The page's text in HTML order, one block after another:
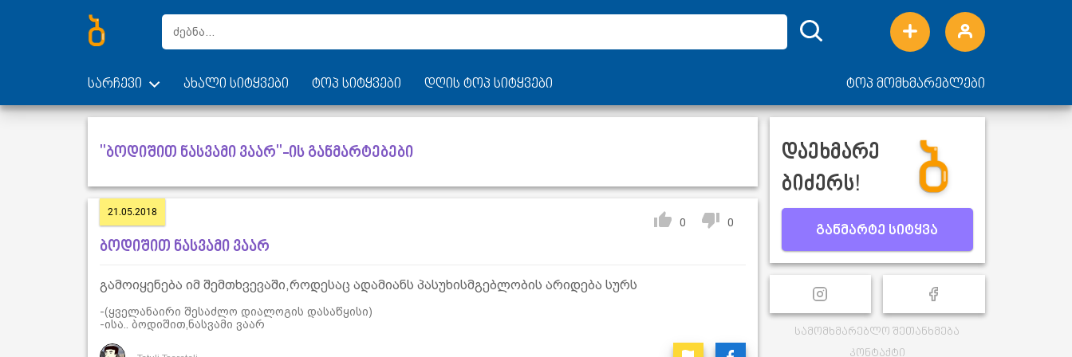
სარჩევი ახალი სიტყვები ტოპ სიტყვები დღის ტოპ სიტყვები ტოპ მომხმარებლები
"ბოდიშით ნასვამი ვაარ"-ის განმარტებები
21.05.2018
0 0
ბოდიშით ნასვამი ვაარ
გამოიყენება იმ შემთხვევაში,როდესაც ადამიანს პასუხისმგებლობის არიდება სურს
-(ყველანაირი შესაძლო დიალოგის დასაწყისი)
-ისა.. ბოდიშით,ნასვამი ვაარ
დაეხმარე
ბიძერს!
განმარტე სიტყვა
სამომხმარებლო შეთანხმება
კონტაქტი